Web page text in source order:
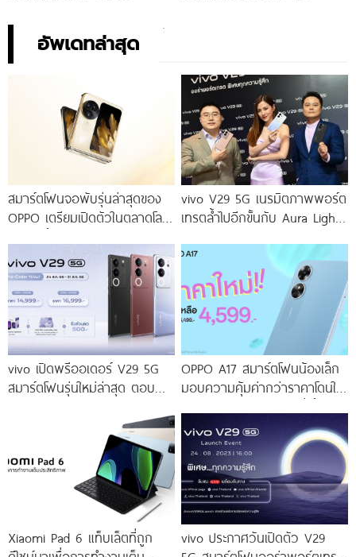
อัพเดทล่าสุด
สมาร์ตโฟนจอพับรุ่นล่าสุดของ
OPPO เตรียมเปิดตัวในตลาดโลก
vivo V29 5G เนรมิตภาพพอร์ต
เทรตล้ำไปอีกขั้นกับ Aura Light
โดดเด่นด้วยสุนทรียศาสตร์แห่ง
vivo เปิดพรีออเดอร์ V29 5G
สมาร์ตโฟนรุ่นใหม่ล่าสุด ตอบ
ราคาเริ่มต้นเพียง 14,999 บาท
จัดเต็มกับโปรโมชันพิเศษก่อนใคร
OPPO A17 สมาร์ตโฟนน้องเล็ก
มอบความคุ้มค่ากว่าราคาโดนใจ
ราคาใหม่เพียง 4,599 บาท
เท่านั้น!
Xiaomi Pad 6 แท็บเล็ตที่ถูก
vivo ประกาศวันเปิดตัว V29